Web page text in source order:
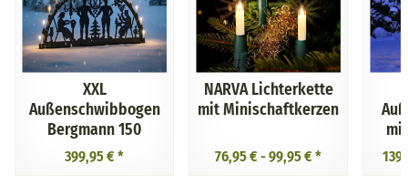
XXL
Außenschwibbogen
Bergmann 150
399,95 € *
NARVA Lichterkette
mit Minischaftkerzen
76,95 € -99,95 € *